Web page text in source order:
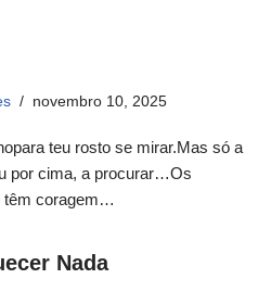
novembro 10, 2025
teu rosto se mirar.Mas só a
por cima, a procurar…Os
têm coragem…
Nada